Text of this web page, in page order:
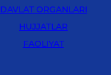
DAVLAT ORGANLARI
HUJJATLAR
FAOLIYAT